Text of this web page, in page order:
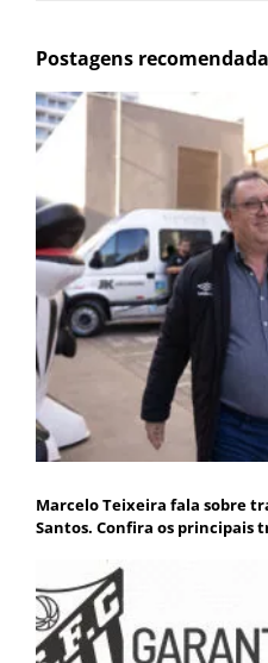
Postagens
Marcelo Teixeira fala sobre
Santos. Confira os principais